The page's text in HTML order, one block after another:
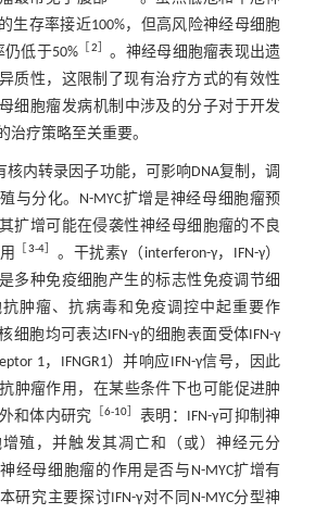
生存率接近100%，但高风险神经母细胞
低于50%
2
。神经母细胞瘤表现出遗
质性，这限制了现有治疗方式的有效性
细胞瘤发病机制中涉及的分子对于开发
治疗策略至关重要。
核内转录因子功能，可影响DNA复制，调
与分化。N-MYC扩增是神经母细胞瘤预
扩增可能在侵袭性神经母细胞瘤的不良
3-4］ 。干扰素γ（interferon-γ，IFN-γ）
多种免疫细胞产生的标志性免疫调节细
肿瘤、抗病毒和免疫调控中起重要作
细胞均可表达IFN-γ的细胞表面受体IFN-γ
1，IFNGR1）并响应IFN-γ信号，因此
肿瘤作用，在某些条件下也可能促进肿
和体内研究 ［6-10
表明：IFN-γ可抑制神
殖，并触发其凋亡和（或）神经元分
经母细胞瘤的作用是否与N-MYC扩增有
研究主要探讨IFN-γ对不同N-MYC分型神